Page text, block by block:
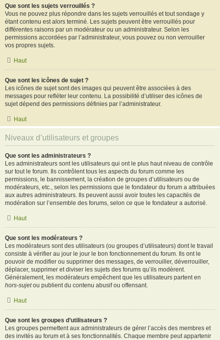
Que sont les sujets verrouillés ?
Vous ne pouvez plus répondre dans les sujets verrouillés et tout sondage y
étant contenu est alors terminé. Les sujets peuvent être verrouillés pour
différentes raisons par un modérateur ou un administrateur. Selon les
permissions accordées par l’administrateur, vous pouvez ou non verrouiller
vos propres sujets.
Haut
Que sont les icônes de sujet ?
Les icônes de sujet sont des images qui peuvent être associées à des
messages pour refléter leur contenu. La possibilité d’utiliser des icônes de
sujet dépend des permissions définies par l’administrateur.
Haut
Niveaux d’utilisateurs et groupes
Que sont les administrateurs ?
Les administrateurs sont les utilisateurs qui ont le plus haut niveau de contrôle
sur tout le forum. Ils contrôlent tous les aspects du forum comme les
permissions, le bannissement, la création de groupes d’utilisateurs ou de
modérateurs, etc., selon les permissions que le fondateur du forum a attribuées
aux autres administrateurs. Ils peuvent aussi avoir toutes les capacités de
modération sur l’ensemble des forums, selon ce que le fondateur a autorisé.
Haut
Que sont les modérateurs ?
Les modérateurs sont des utilisateurs (ou groupes d’utilisateurs) dont le travail
consiste à vérifier au jour le jour le bon fonctionnement du forum. Ils ont le
pouvoir de modifier ou supprimer des messages, de verrouiller, déverrouiller,
déplacer, supprimer et diviser les sujets des forums qu’ils modèrent.
Généralement, les modérateurs empêchent que les utilisateurs partent en
hors-sujetou publient du contenu abusif ou offensant.
Haut
Que sont les groupes d’utilisateurs ?
Les groupes permettent aux administrateurs de gérer l’accès des membres et
des invités au forum et à ses fonctionnalités. Chaque membre peut appartenir